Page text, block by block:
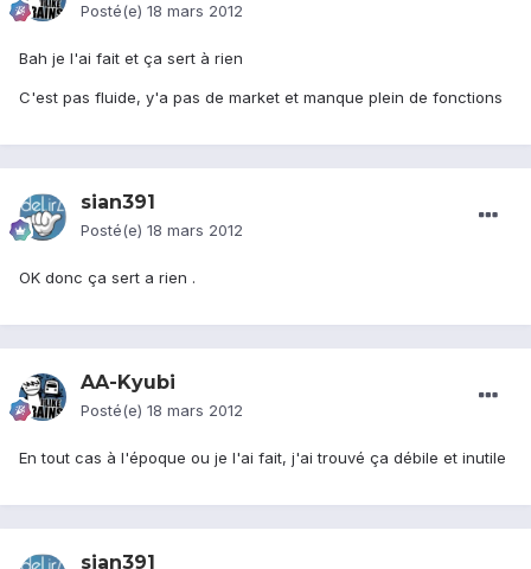
Posté(e) 18 mars 2012
Bah je l'ai fait et ça sert à rien
C'est pas fluide, y'a pas de market et manque plein de fonctions
sian391
Posté(e) 18 mars 2012
OK donc ça sert a rien .
AA-Kyubi
Posté(e) 18 mars 2012
En tout cas à l'époque ou je l'ai fait, j'ai trouvé ça débile et inutile
sian391